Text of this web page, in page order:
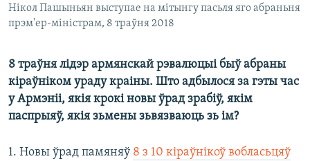
Нікол Пашыньян выступае на мітынгу пасьля яго абраньня
прэм'ер-міністрам, 8 траўня 2018
8 траўня лідэр армянскай рэвалюцыі быў абраны
кіраўніком ураду краіны. Што адбылося за гэты час
у Армэніі, якія крокі новы ўрад зрабіў, якім
паспрыяў, якія зьмены зьвязваюць зь ім?
1. Новы ўрад памяняў 8 з 10 кіраўнікоў вобласьцяў